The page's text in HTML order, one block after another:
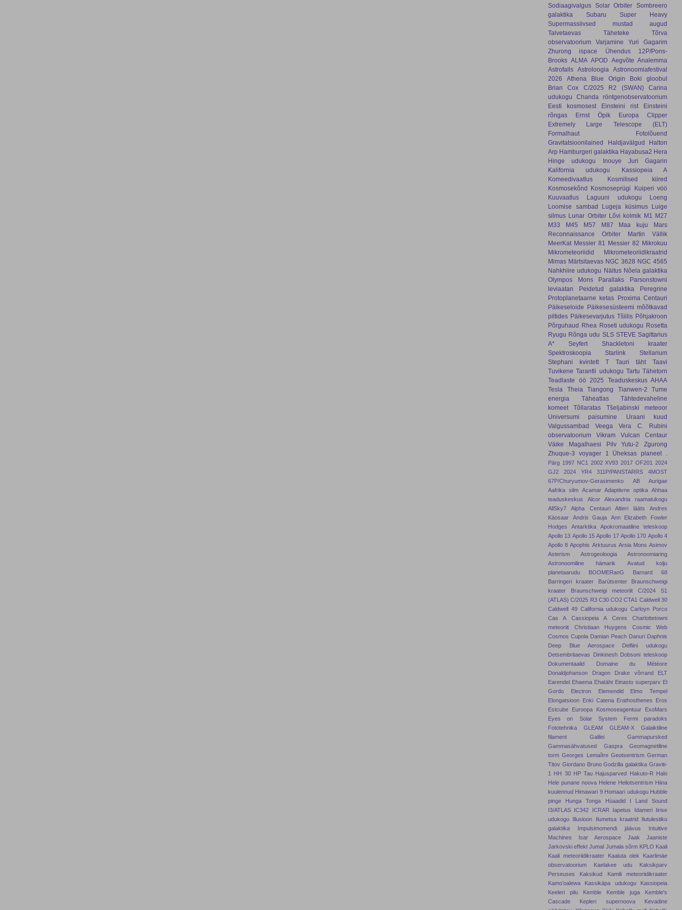
Sodiaagivalgus Solar Orbiter Sombreero
galaktika
Subaru
Super Heavy
Supermassiivsed mustad augud
Talvetaevas
Täheteke
Tõrva
observatoorium
Varjamine
Yuri Gagarim
Zhurong
ispace Ühendus
12P/Pons-
Brooks ALMA APOD Aegvõte Analemma
Astrofalls Astroloogia
Astronoomiafestival
2026
Athena Blue Origin
Boki gloobul
Brian Cox
C/2025 R2 (SWAN)
Carina
udukogu
Chanda röntgenobservatoorium
Eesti kosmosest
Einsteini rist
Einsteini
rõngas
Ernst Öpik
Europa Clipper
Extremely Large Telescope (ELT)
Formalhaut
Fotolõuend
Gravitatsioonilained
Haldjavälgud
Halton
Arp Hamburgeri galaktika Hayabusa2 Hera
Hinge udukogu
Inouye
Juri Gagarin
Kalifornia udukogu
Kassiopeia A
Komeedivaatlus
Kosmilised kiired
Kosmosekõnd Kosmoseprügi
Kuiperi vöö
Kuuvaatlus
Laguuni udukogu
Loeng
Loomise sambad
Lugeja küsimus
Luige
silmus Lunar Orbiter Lõvi kolmik M1
M27
M33
M45 M57 M87 Maa kuju
Mars
Reconnaissance Orbiter
Martin Vällik
MeerKat Messier 81 Messier 82 Mikrokuu
Mikrometeoriidid
Mikrometeoriidikraatrid
Mimas Märtsitaevas NGC 3628 NGC 4565
Nahkhiire udukogu Näitus Nõela galaktika
Olympos Mons
Parallaks
Parsonstowni
leviaatan
Peidetud galaktika
Peregrine
Protoplanetaarne ketas Proxima Centauri
Päikeseloide Päikesesüsteemi mõõtkavad
piltides Päikesevarjutus Tšiilis Põhjakroon
Põrguhaud Rhea Roseti udukogu Rosetta
Ryugu Rõnga udu SLS STEVE Sagittarius
A*
Seyfert
Shackletoni kraater
Spektroskoopia
Starlink
Stellarium
Stephani kvintett
T Tauri täht
Taavi
Tuvikene Tarantli udukogu Tartu Tähetorn
Teadlaste öö 2025
Teaduskeskus AHAA
Tesla
Theia Tiangong Tianwen-2
Tume
energia
Täheatlas
Tähtedevaheline
komeet
Tõllaratas
Tšeljabinski meteoor
Universumi paisumine
Uraani kuud
Valgussambad
Veega
Vera C. Rubini
observatoorium
Vikram
Vulcan Centaur
Väike Magalhaesi Pilv
Yutu-2
Zgurong
Zhuque-3
voyager 1 Üheksas planeet
Pärg 1997 NC1 2002 XV93 2017 OF201 2024
GJ2
2024 YR4 311P/PANSTARRS
4MOST
67P/Churyumov-Gerasimenko
AB Aurigae
Aafrika silm Acamar Adaptiivne optika Ahhaa
teaduskeskus
Alcor
Alexandria raamatukogu
AllSky7
Alpha Centauri Altieri lääts
Andres
Käosaar
Andris Gauja
Ann Elizabeth Fowler
Hodges
Antarktika
Apokromaatiline teleskoop
Apollo 13 Apollo 15 Apollo 17 Apollo 170 Apollo 4
Apollo 8 Apophis Arktuurus Arsia Mons Asimov
Asterism
Astrogeoloogia
Astronoomiaring
Astronoomiline hämarik
Avatud kolju
planetaarudu
BOOMERanG
Barnard 68
Barringeri kraater
Barütsenter
Braunschweigi
kraater
Braunschweigi meteoriit
C/2024 S1
(ATLAS) C/2025 R3 C30 CO2 CTA1 Caldwell 30
Caldwell 49 California udukogu Carloyn Porco
Cas A
Cassiopeia A Ceres
Charlottetowni
meteoriit
Christiaan Huygens
Cosmic Web
Cosmos Cupola Damian Peach Danuri Daphnis
Deep Blue Aerospace
Delfiini udukogu
Detsembritaevas
Dinkinesh Dobsoni teleskoop
Dokumentaalid
Domaine du Météore
Donaldjohanson
Dragon Drake võrrand
ELT
Earendel Ehaema Ehatäht Einasto superparv El
Gordo
Electron Elemendid
Elmo Tempel
Elongatsioon Enki Catena Erathosthenes
Eros
Estcube
Euroopa Kosmoseagentuur
ExoMars
Eyes on Solar System
Fermi paradoks
Fototehnika
GLEAM GLEAM-X
Galaiktiline
filament
Galilei
Gammapursked
Gammasähvatused
Gaspra
Geomagnetiline
torm Georges Lemaître Geotsentrism German
Titov Giordano Bruno Godzilla galaktika Graviti-
1
HH 30 HP Tau Hajusparved Hakuto-R Halo
Hele punane noova Helene Heliotsentrism Hiina
kuulennud Himawari 9 Homaari udukogu Hubble
pinge
Hunga Tonga Hüaadid
I Land Sound
I3/ATLAS IC342 ICRAR Iapetus Idameri
Iirise
udukogu Illusioon Ilumetsa kraatrid
Ilutulestiku
galaktika
Impulsimomendi jäävus
Intuitive
Machines
Isar Aerospace
Jaak Jaaniste
Jarkovski effekt Jumal Jumala sõrm KPLO Kaali
Kaali meteoriidikraater
Kaaluta olek
Kaarlimäe
observatoorium
Kaelakee udu
Kaksikparv
Perseuses
Kaksikud
Kamili meteoriidikraater
Kamoʻoalewa
Kassikäpa udukogu
Kassiopeia
Keeleri pilu
Kemble Kemble juga
Kemble's
Cascade
Kepleri supernoova
Kevadine